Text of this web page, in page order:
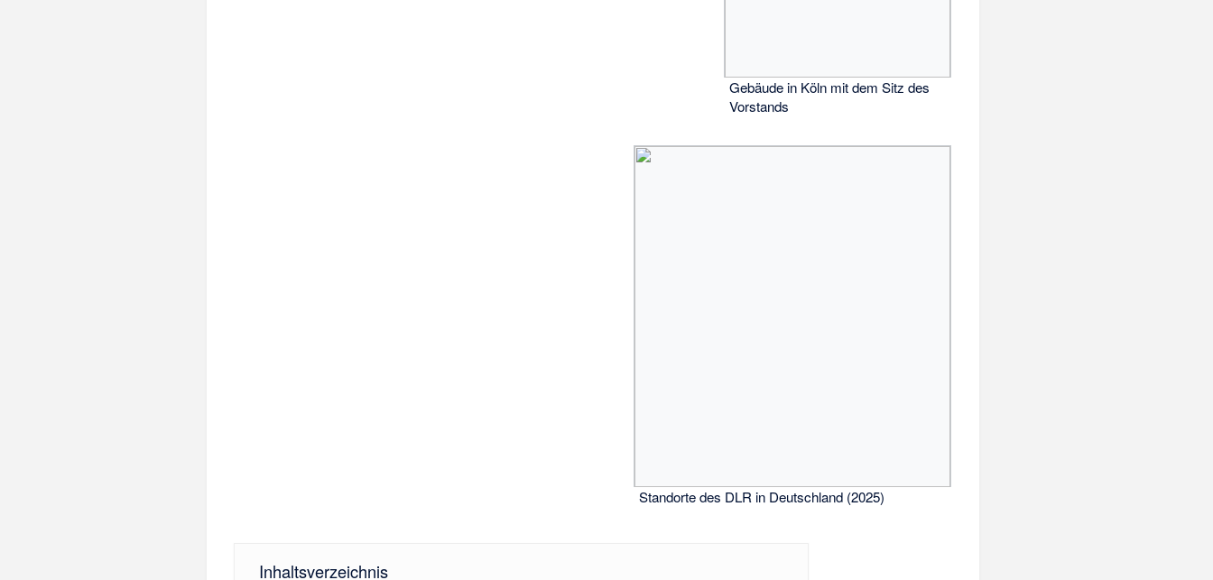
Gebäude in Köln mit dem Sitz des
Vorstands
Standorte des DLR in Deutschland (2025)
Inhaltsverzeichnis